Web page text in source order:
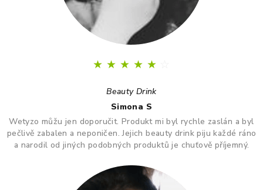
★ ★ ★ ★ ★
Beauty Drink
Simona S
Wetyzo můžu jen doporučit. Produkt mi byl rychle zaslán a byl
pečlivě zabalen a neponičen. Jejich beauty drink piju každé ráno
a narodil od jiných podobných produktů je chuťově příjemný.